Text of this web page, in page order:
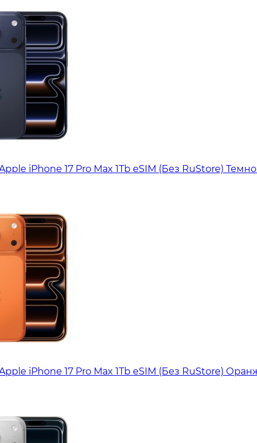
iPhone 17 Pro Max 1Tb eSIM (Без RuStore)
iPhone 17 Pro Max 1Tb eSIM (Без RuStore)